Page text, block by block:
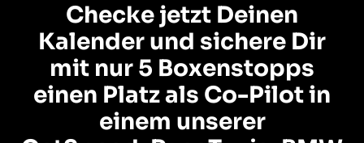
Checke jetzt Deinen
Kalender und sichere Dir
mit nur 5 Boxenstopps
einen Platzals Co-Pilotin
einem unserer